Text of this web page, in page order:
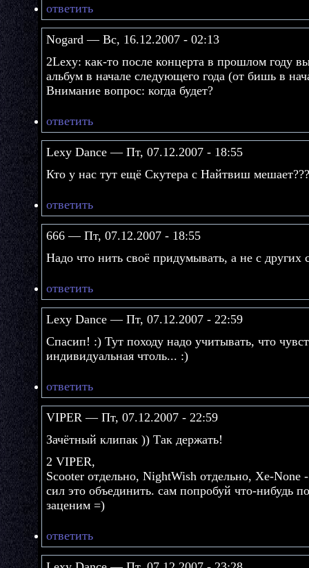
ответить
Nogard — Вс, 16.12.2007 - 02:13
2Lexy: как-то после концерта в прошлом году
альбум в начале следующего года (от бишь в
Внимание вопрос: когда будет?
ответить
Lexy Dance — Пт, 07.12.2007 - 18:55
Кто у нас тут ещё Скутера с Найтвиш мешает???
ответить
666 — Пт, 07.12.2007 - 18:55
Надо что нить своё придумывать, а не с других
ответить
Lexy Dance — Пт, 07.12.2007 - 22:59
Спасип! :) Тут походу надо учитывать, что
индивидуальная чтоль... :)
ответить
VIPER — Пт, 07.12.2007 - 22:59
Зачётный клипак )) Так держать!
2 VIPER,
Scooter отдельно, NightWish отдельно, Xe-None
сил это объединить. сам попробуй что-нибудь
заценим =)
ответить